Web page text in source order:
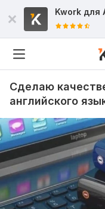
Kwork для
Сделаю
английского